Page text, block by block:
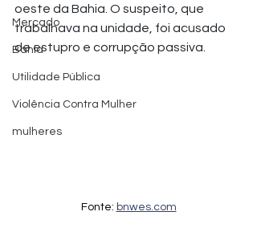
Mercado
Bahia
Utilidade Pública
Violência Contra Mulher
mulheres
oeste da Bahia. O suspeito, que
trabalhava na unidade, foi acusado
de estupro e corrupção passiva.
Fonte: bnwes.com